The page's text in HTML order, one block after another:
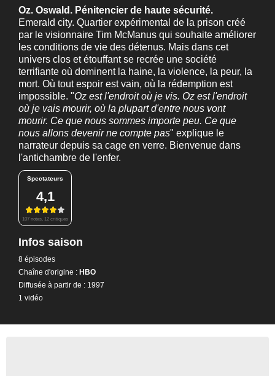
Oz. Oswald. Pénitencier de haute sécurité.
Emerald city. Quartier expérimental de la prison créé
par le visionnaire Tim McManus qui souhaite améliorer
les conditions de vie des détenus. Mais dans cet
univers clos et étouffant se recrée une société
terrifiante où dominent la haine, la violence, la peur, la
mort. Où tout espoir est vain, où la rédemption est
impossible. "Oz est l'endroit où je vis. Oz est l'endroit
où je vais mourir, où la plupart d'entre nous vont
mourir. Ce que nous sommes importe peu. Ce que
nous allons devenir ne compte pas" explique le
narrateur depuis sa cage en verre. Bienvenue dans
l'antichambre de l'enfer.
Spectateurs
4,1
107 notes, 12 critiques
Infos saison
8 épisodes
Chaîne d'origine : HBO
Diffusée à partir de : 1997
1 vidéo